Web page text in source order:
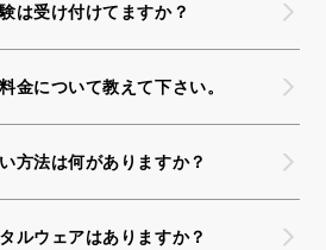
は受け付けてますか？
金について教えて下さい。
方法は何がありますか？
ルウェアはありますか？